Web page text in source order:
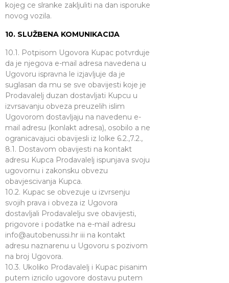
kojeg ce slranke zakljuliti na dan isporuke
novog vozila.
10. SLUŽBENA KOMUNIKACIJA
10.1. Potpisom Ugovora Kupac potvrduje
da je njegova e-mail adresa navedena u
Ugovoru ispravna le izjavljuje da je
suglasan da mu se sve obavijesti koje je
Prodavalelj duzan dostavljati Kupcu u
izvrsavanju obveza preuzelih islim
Ugovorom dostavljaju na navedenu e-
mail adresu (konlakt adresa), osobilo a ne
ogranicavajuci obavijesli iz lolke 6.2.,7.2.,
8.1. Dostavom obavijesti na kontakt
adresu Kupca Prodavalelj ispunjava svoju
ugovornu i zakonsku obvezu
obavjescivanja Kupca.
10.2. Kupac se obvezuje u izvrsenju
svojih prava i obveza iz Ugovora
dostavljali Prodavalelju sve obavijesti,
prigovore i podatke na e-mail adresu
info@autobenussi.hr iii na kontakt
adresu naznarenu u Ugovoru s pozivom
na broj Ugovora.
10.3. Ukoliko Prodavalelj i Kupac pisanim
putem izricilo ugovore dostavu putem